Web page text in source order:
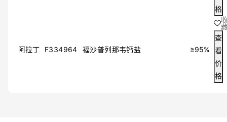
格
阿拉丁 F334964 福沙普列那韦钙盐 ≥95%
查
看
价
格